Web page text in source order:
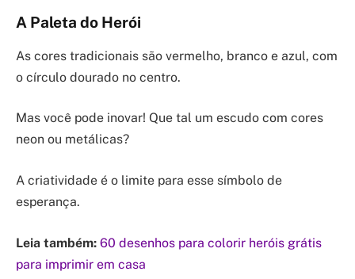
A Paleta do Herói
As cores tradicionais são vermelho, branco e azul, com
o círculo dourado no centro.
Mas você pode inovar! Que tal um escudo com cores
neon ou metálicas?
A criatividade é o limite para esse símbolo de
esperança.
Leia também: 60 desenhos para colorir heróis grátis
para imprimir em casa